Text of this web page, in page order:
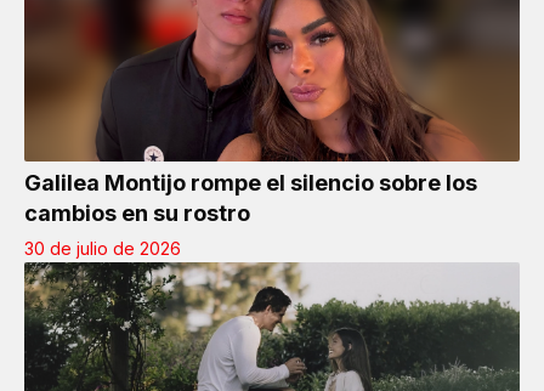
Galilea Montijo rompe el silencio sobre los
cambios en su rostro
30 de julio de 2026